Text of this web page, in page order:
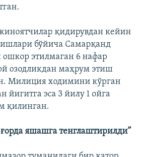
қидирувдан кейин
бўйича Самарқанд
ошкор этилмаган 6 нафар
озодликдан маҳрум этиш
Милиция ходимини кўрган
йигитга эса 3 йилу 1 ойга
қилинган.
яшашга тенглаштирилди”